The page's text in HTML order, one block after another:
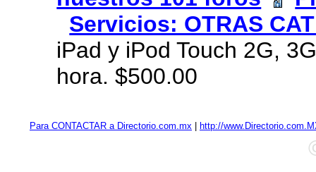
Servicios: OTRAS
iPad y iPod Touch 2G,
hora. $500.00
Para CONTACTAR a Directorio.com.mx http://